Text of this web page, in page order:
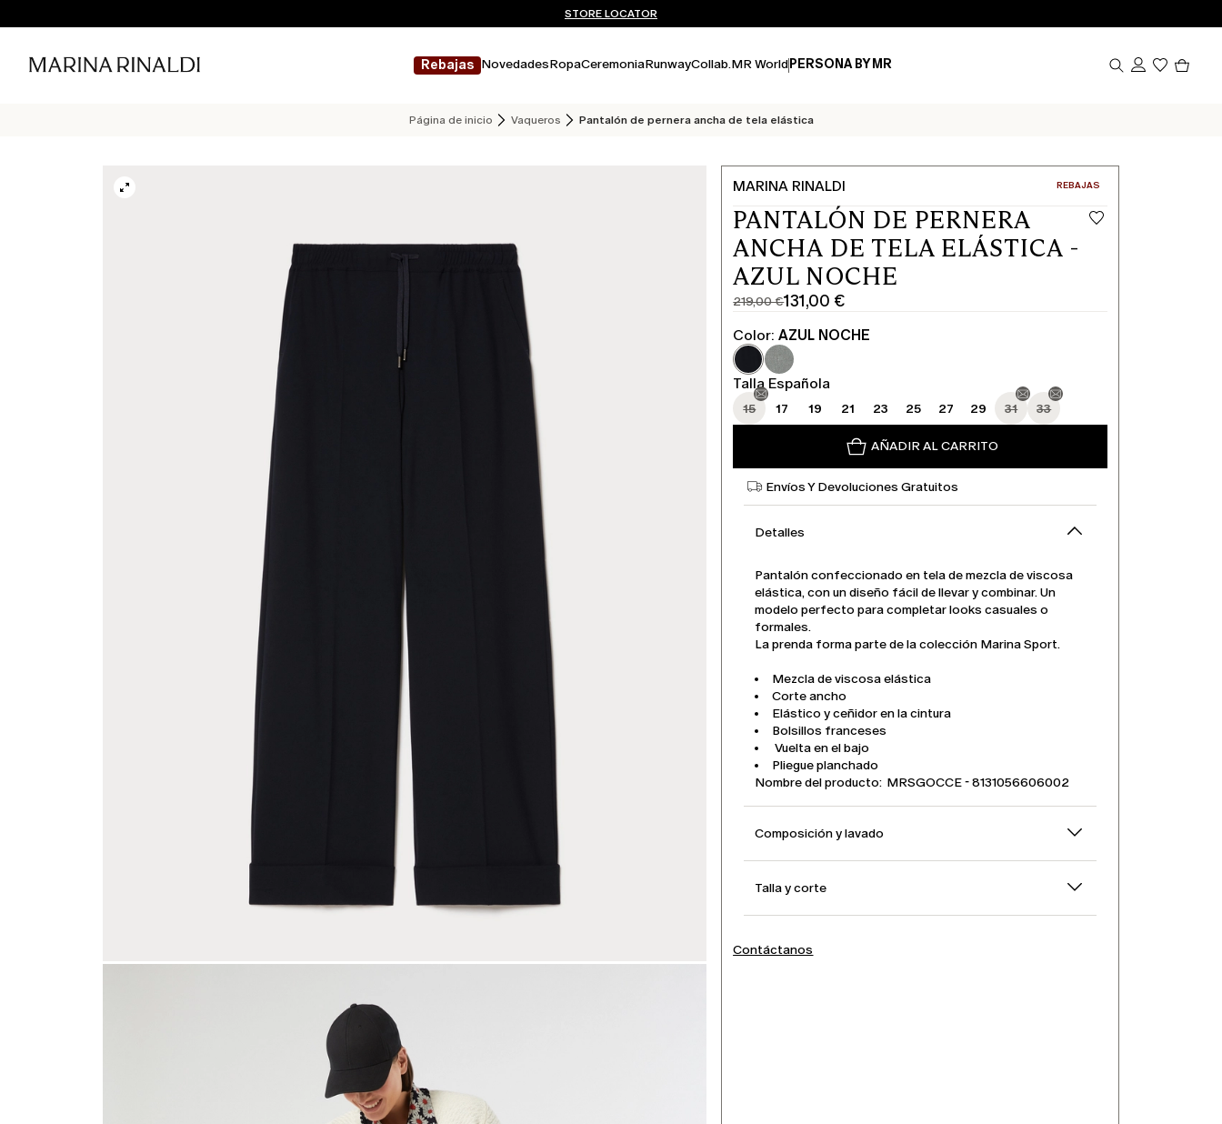
ENVÍO Y DEVOLUCIONES GRATUITOS
¿No tienes una cuenta? REGÍSTRATE AHORA
STORE LOCATOR
Rebajas NovedadesRopaCeremoniaRunwayCollab.MR World PERSONA BY MR
Página de inicio Vaqueros Pantalón de pernera ancha de tela elástica
MARINA RINALDI CATEGORÍA:
REBAJAS
PANTALÓN DE PERNERA
ANCHA DE TELA ELÁSTICA -
AZUL NOCHE
219,00 €
Precio
original
219,00
€
131,00 €
Precio
actual
131,00
€
Color: AZUL NOCHE
Talla Española
15 17 19 21 23 25 27 29 31 33
AÑADIR AL CARRITO
Envíos Y Devoluciones Gratuitos
Detalles
Pantalón confeccionado en tela de mezcla de viscosa
elástica, con un diseño fácil de llevar y combinar. Un
modelo perfecto para completar looks casuales o
formales.
La prenda forma parte de la colección Marina Sport.
Mezcla de viscosa elástica
Corte ancho
Elástico y ceñidor en la cintura
Bolsillos franceses
Vuelta en el bajo
Pliegue planchado
Nombre del producto: MRSGOCCE - 8131056606002
Composición y lavado
Talla y corte
Contáctanos